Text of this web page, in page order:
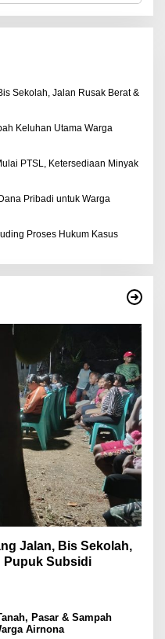
Sekolah, Jalan Rusak Berat &
Keluhan Utama Warga
PTSL, Ketersediaan Minyak
Pribadi untuk Warga
Proses Hukum Kasus
Jalan, Bis Sekolah,
Pupuk Subsidi
Pasar & Sampah
Airnona